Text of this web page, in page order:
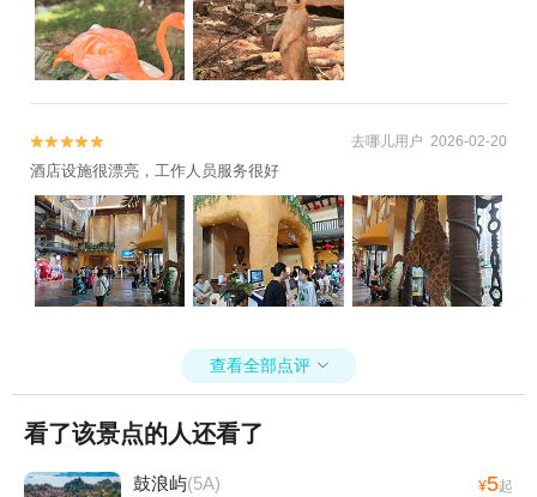

 去哪儿用户 2026-02-20
酒店设施很漂亮，工作人员服务很好
查看全部点评 
看了该景点的人还看了
鼓浪屿(5A) ¥5起